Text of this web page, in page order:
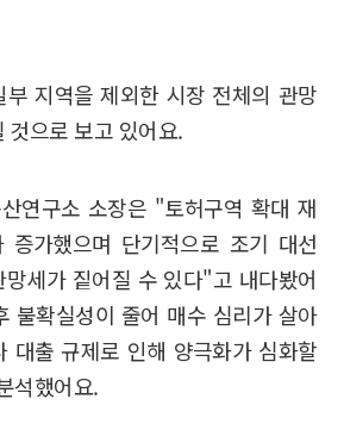
지역을 제외한 시장 전체의 관망
것으로 보고 있어요.
연구소 소장은 "토허구역 확대 재
증가했으며 단기적으로 조기 대선
세가 짙어질 수 있다"고 내다봤어
불확실성이 줄어 매수 심리가 살아
대출 규제로 인해 양극화가 심화할
석했어요.